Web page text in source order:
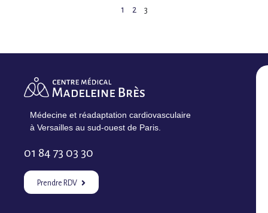
1 2 3
Médecine et réadaptation cardiovasculaire
à Versailles au sud-ouest de Paris.
01 84 73 03 30
Prendre RDV